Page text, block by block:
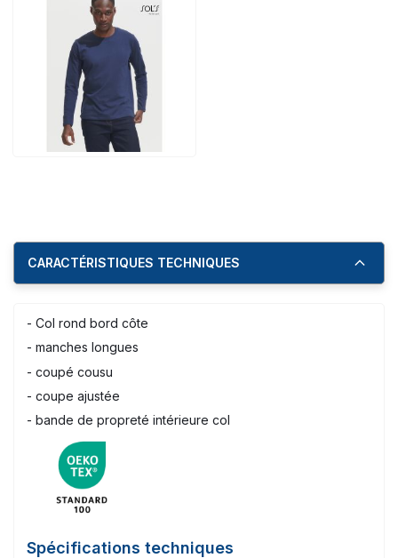
CARACTÉRISTIQUES TECHNIQUES
- Col rond bord côte
- manches longues
- coupé cousu
- coupe ajustée
- bande de propreté intérieure col
Spécifications techniques